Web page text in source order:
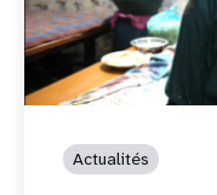
Actualités